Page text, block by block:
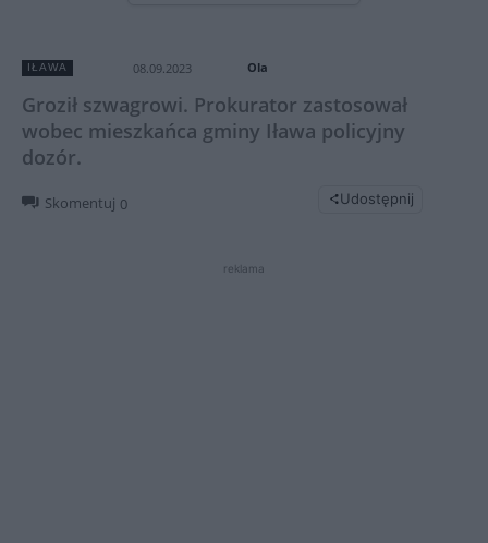
IŁAWA 08.09.2023 Ola
Groził szwagrowi. Prokurator zastosował
wobec mieszkańca gminy Iława policyjny
dozór.
Skomentuj 0 Udostępnij
reklama